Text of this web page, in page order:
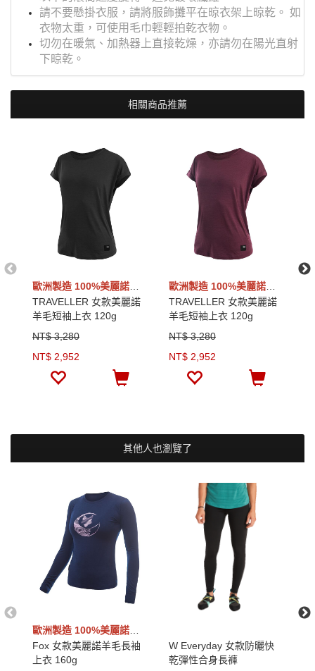
請不要懸掛衣服，請將服飾攤平在晾衣架上晾乾。 如
衣物太重，可使用毛巾輕輕拍乾衣物。
切勿在暖氣、加熱器上直接乾燥，亦請勿在陽光直射
下晾乾。
相關商品推薦
TRAVELLER 女款美麗諾
羊毛短袖上衣 120g
NT$ 3,280
NT$ 2,952
TRAVELLER 女款美麗諾
羊毛短袖上衣 120g
NT$ 3,280
NT$ 2,952
其他人也瀏覽了
Fox 女款美麗諾羊毛長袖
上衣 160g
W Everyday 女款防曬快
乾彈性合身長褲